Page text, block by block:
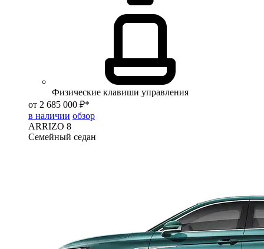
Физические клавиши управления
от 2 685 000 ₽*
в наличии обзор
ARRIZO 8
Семейный седан